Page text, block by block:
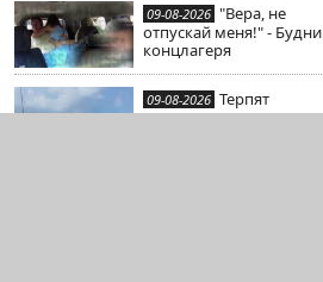
09-08-2026 "Вера, не
отпускай меня!" - Будни
концлагеря
09-08-2026 Терпят